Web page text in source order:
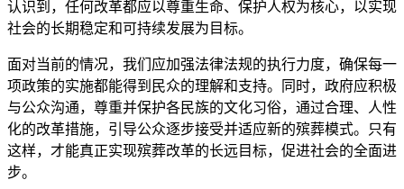
认识到，任何改革都应以尊重生命、保护人权为核心，以实现
社会的长期稳定和可持续发展为目标。
面对当前的情况，我们应加强法律法规的执行力度，确保每一
项政策的实施都能得到民众的理解和支持。同时，政府应积极
与公众沟通，尊重并保护各民族的文化习俗，通过合理、人性
化的改革措施，引导公众逐步接受并适应新的殡葬模式。只有
这样，才能真正实现殡葬改革的长远目标，促进社会的全面进
步。